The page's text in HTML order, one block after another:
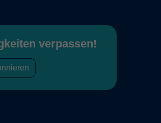
verpassen!